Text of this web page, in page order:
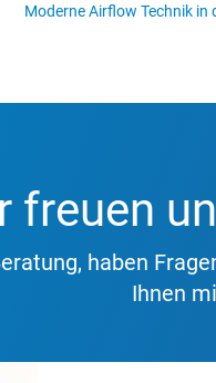
Moderne Airflow Technik in
freuen
haben
Ihnen